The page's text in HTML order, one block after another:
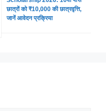
छात्रों को ₹10,000 की छात्रवृत्ति,
जानें आवेदन प्रक्रिया